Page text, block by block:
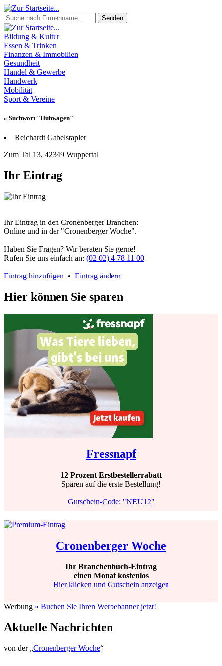
Senden
Bildung & Kultur
Essen & Trinken
Finanzen & Immobilien
Gesundheit
Handel & Gewerbe
Handwerk
Mobilität
Sport & Vereine
» Suchwort "Hubwagen"
Reichardt Gabelstapler
Zum Tal 13, 42349 Wuppertal
Ihr Eintrag
Ihr Eintrag in den Cronenberger Branchen:
Online und in der "Cronenberger Woche".
Haben Sie Fragen? Wir beraten Sie gerne!
Rufen Sie uns einfach an: (02 02) 4 78 11 00
Eintrag hinzufügen • Eintrag ändern
Hier können Sie sparen
Fressnapf
12 Prozent Erstbestellerrabatt
Sparen auf die erste Bestellung!
Gutschein-Code: "NEU12"
Cronenberger Woche
Ihr Branchenbuch-Eintrag
einen Monat kostenlos
Hier klicken und Gutschein anzeigen
Werbung » Buchen Sie Ihren Werbebanner jetzt!
Aktuelle Nachrichten
von der „Cronenberger Woche“